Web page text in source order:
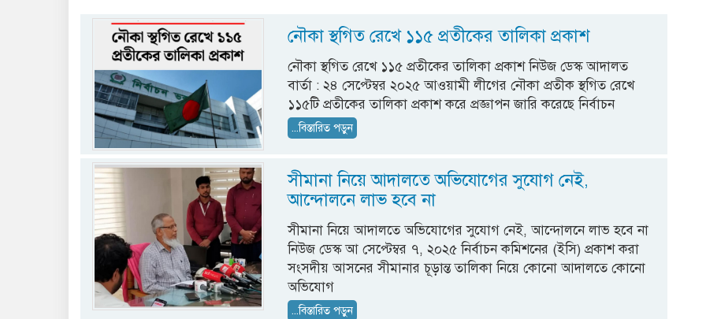
নৌকা স্থগিত রেখে ১১৫ প্রতীকের তালিকা প্রকাশ
নৌকা স্থগিত রেখে ১১৫ প্রতীকের তালিকা প্রকাশ নিউজ ডেস্ক আদালত
বার্তা : ২৪ সেপ্টেম্বর ২০২৫ আওয়ামী লীগের নৌকা প্রতীক স্থগিত রেখে
১১৫টি প্রতীকের তালিকা প্রকাশ করে প্রজ্ঞাপন জারি করেছে নির্বাচন
...বিস্তারিত পড়ুন
সীমানা নিয়ে আদালতে অভিযোগের সুযোগ নেই,
আন্দোলনে লাভ হবে না
সীমানা নিয়ে আদালতে অভিযোগের সুযোগ নেই, আন্দোলনে লাভ হবে না
নিউজ ডেস্ক আ সেপ্টেম্বর ৭, ২০২৫ নির্বাচন কমিশনের (ইসি) প্রকাশ করা
সংসদীয় আসনের সীমানার চূড়ান্ত তালিকা নিয়ে কোনো আদালতে কোনো
অভিযোগ
...বিস্তারিত পড়ুন